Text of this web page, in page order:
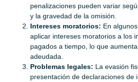
penalizaciones pueden variar
y la gravedad de la omisión.
Intereses moratorios: En
aplicar intereses moratorios a los
pagados a tiempo, lo que
adeudada.
Problemas legales: La evasión
presentación de declaraciones de